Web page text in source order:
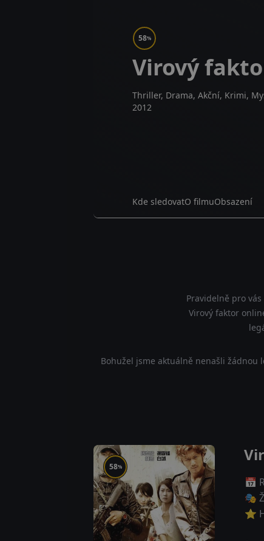
58%
Virový
Thriller, Drama, Akční, Krimi,
2012
Kde sledovatO filmuObsazení
Pravidelně pro
Virový faktor
Bohužel jsme aktuálně nenašli
58%
📅
🎭
⭐